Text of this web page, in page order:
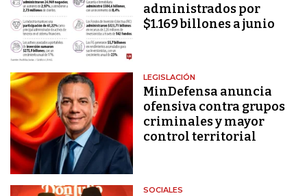
administrados por
$1.169 billones a junio
LEGISLACIÓN
MinDefensa anuncia
ofensiva contra grupos
criminales y mayor
control territorial
SOCIALES